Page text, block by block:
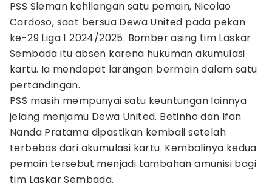
PSS Sleman kehilangan satu pemain, Nicolao
Cardoso, saat bersua Dewa United pada pekan
ke-29 Liga 1 2024/2025. Bomber asing tim Laskar
Sembada itu absen karena hukuman akumulasi
kartu. Ia mendapat larangan bermain dalam satu
pertandingan.
PSS masih mempunyai satu keuntungan lainnya
jelang menjamu Dewa United. Betinho dan Ifan
Nanda Pratama dipastikan kembali setelah
terbebas dari akumulasi kartu. Kembalinya kedua
pemain tersebut menjadi tambahan amunisi bagi
tim Laskar Sembada.